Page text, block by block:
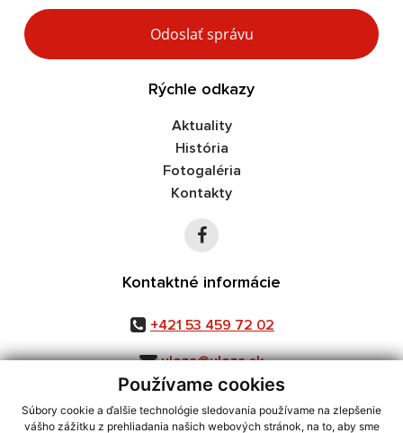
Používame cookies
Súbory cookie a ďalšie technológie sledovania používame na zlepšenie
vášho zážitku z prehliadania našich webových stránok, na to, aby sme
Google reCaptcha Response
Odoslať správu
Rýchle odkazy
Aktuality
História
Fotogaléria
Kontakty
Kontaktné informácie
+421 53 459 72 02
uloza@uloza.sk